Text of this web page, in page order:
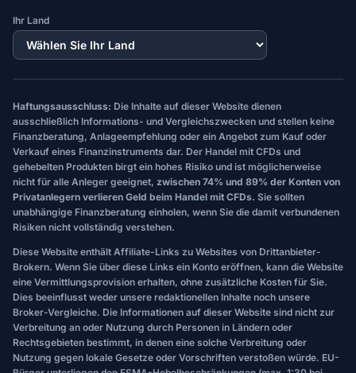
Ihr Land
Haftungsausschluss: Die Inhalte auf dieser Website dienen
ausschließlich Informations- und Vergleichszwecken und stellen keine
Finanzberatung, Anlageempfehlung oder ein Angebot zum Kauf oder
Verkauf eines Finanzinstruments dar. Der Handel mit CFDs und
gehebelten Produkten birgt ein hohes Risiko und ist möglicherweise
nicht für alle Anleger geeignet, zwischen 74% und 89% der Konten von
Privatanlegern verlieren Geld beim Handel mit CFDs. Sie sollten
unabhängige Finanzberatung einholen, wenn Sie die damit verbundenen
Risiken nicht vollständig verstehen.
Diese Website enthält Affiliate-Links zu Websites von Drittanbieter-
Brokern. Wenn Sie über diese Links ein Konto eröffnen, kann die Website
eine Vermittlungsprovision erhalten, ohne zusätzliche Kosten für Sie.
Dies beeinflusst weder unsere redaktionellen Inhalte noch unsere
Broker-Vergleiche. Die Informationen auf dieser Website sind nicht zur
Verbreitung an oder Nutzung durch Personen in Ländern oder
Rechtsgebieten bestimmt, in denen eine solche Verbreitung oder
Nutzung gegen lokale Gesetze oder Vorschriften verstoßen würde. EU-